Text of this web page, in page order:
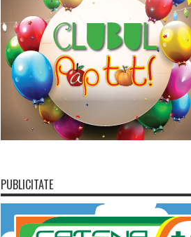
PUBLICITATE